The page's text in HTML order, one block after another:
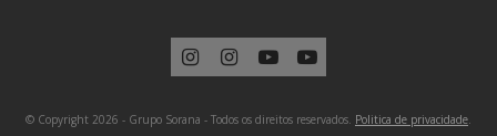
© Copyright 2026 - Grupo Sorana - Todos os direitos reservados. Politica de privacidade.